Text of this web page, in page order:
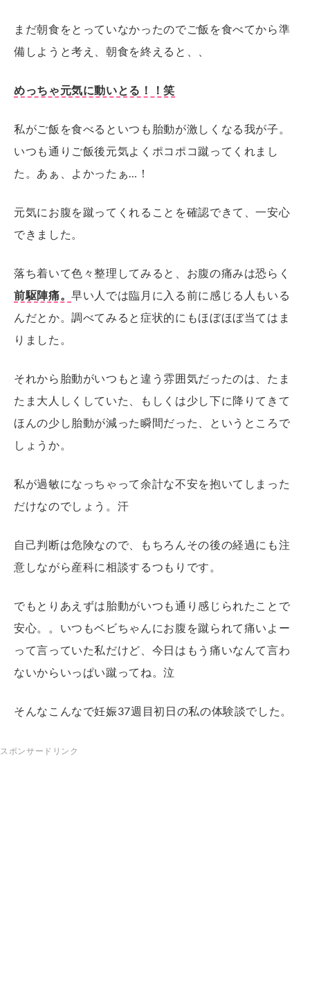
まだ朝食をとっていなかったのでご飯を食べてから準
備しようと考え、朝食を終えると、、
めっちゃ元気に動いとる！！笑
私がご飯を食べるといつも胎動が激しくなる我が子。
いつも通りご飯後元気よくポコポコ蹴ってくれまし
た。あぁ、よかったぁ…！
元気にお腹を蹴ってくれることを確認できて、一安心
できました。
落ち着いて色々整理してみると、お腹の痛みは恐らく
前駆陣痛。早い人では臨月に入る前に感じる人もいる
んだとか。調べてみると症状的にもほぼほぼ当てはま
りました。
それから胎動がいつもと違う雰囲気だったのは、たま
たま大人しくしていた、もしくは少し下に降りてきて
ほんの少し胎動が減った瞬間だった、というところで
しょうか。
私が過敏になっちゃって余計な不安を抱いてしまった
だけなのでしょう。汗
自己判断は危険なので、もちろんその後の経過にも注
意しながら産科に相談するつもりです。
でもとりあえずは胎動がいつも通り感じられたことで
安心。。いつもベビちゃんにお腹を蹴られて痛いよー
って言っていた私だけど、今日はもう痛いなんて言わ
ないからいっぱい蹴ってね。泣
そんなこんなで妊娠37週目初日の私の体験談でした。